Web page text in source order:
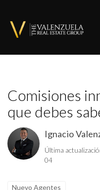
Comisiones
que debes
Ignacio
Última
04
Nuevo Agentes